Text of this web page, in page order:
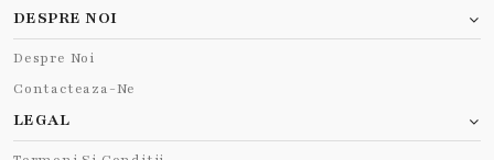
DESPRE NOI
Despre Noi
Contacteaza-Ne
LEGAL